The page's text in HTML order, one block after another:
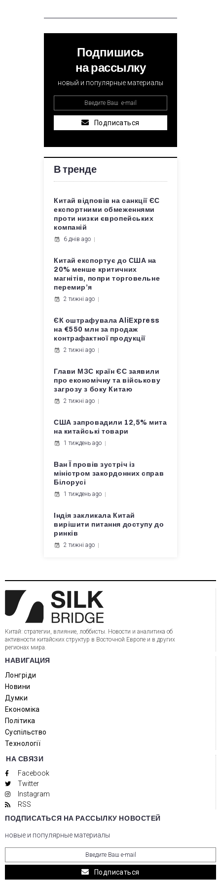
Подпишись
на рассылку
новый и популярные материалы
Подписаться
В тренде
Китай відповів на санкції ЄС
експортними обмеженнями
проти низки європейських
компаній
6 днів ago
Китай експортує до США на
20% менше критичних
магнітів, попри торговельне
перемир’я
2 тижні ago
ЄК оштрафувала AliExpress
на €550 млн за продаж
контрафактної продукції
2 тижні ago
Глави МЗС країн ЄС заявили
про економічну та військову
загрозу з боку Китаю
2 тижні ago
США запровадили 12,5% мита
на китайські товари
1 тиждень ago
Ван Ї провів зустріч із
міністром закордонних справ
Білорусі
1 тиждень ago
Індія закликала Китай
вирішити питання доступу до
ринків
2 тижні ago
Китай: стратегии, влияние, лоббисты. Новости и аналитика об
активности китайских структур в Восточной Европе и в других
регионах мира.
НАВИГАЦИЯ
Лонгріди
Новини
Думки
Економіка
Політика
Суспільство
Технології
НА СВЯЗИ
Facebook
Twitter
Instagram
RSS
ПОДПИСАТЬСЯ НА РАССЫЛКУ НОВОСТЕЙ
новые и популярные материалы
Подписаться